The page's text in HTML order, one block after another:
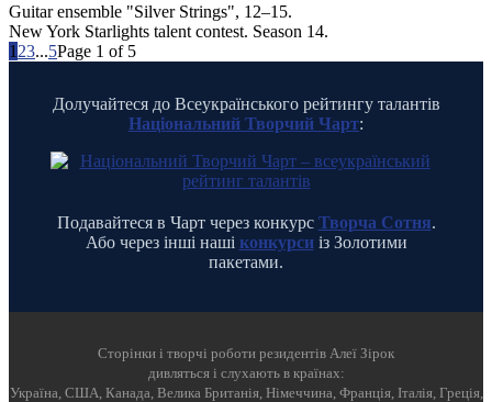
Guitar ensemble "Silver Strings", 12–15.
New York Starlights talent contest. Season 14.
1 23...5Page 1 of 5
Долучайтеся до Всеукраїнського рейтингу талантів
Національний Творчий Чарт:
Подавайтеся в Чарт через конкурс Творча Сотня.
Або через інші наші конкурсиіз Золотими
пакетами.
Cторінки і творчі роботи резидентів Алеї Зірок
дивляться і слухають в країнах:
Україна, США, Канада, Велика Британія, Німеччина, Франція, Італія, Греція,